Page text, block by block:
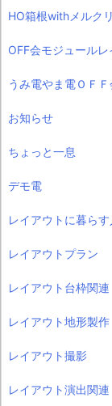
HO箱根withメルク
OFF会モジュールレ
うみ電やま電ＯＦＦ
お知らせ
ちょっと一息
デモ電
レイアウトに暮らす
レイアウトプラン
レイアウト台枠関連
レイアウト地形製作
レイアウト撮影
レイアウト演出関連